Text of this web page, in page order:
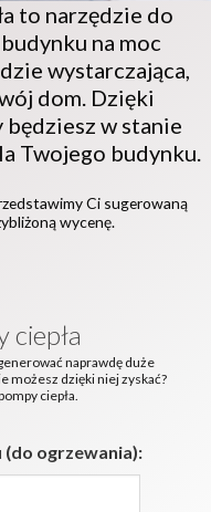
to narzędzie do
na moc
wystarczająca,
dom. Dzięki
w stanie
Twojego budynku.
Ci sugerowaną
wycenę.
ciepła
naprawdę duże
możesz dzięki niej zyskać?
ciepła.
ogrzewania):